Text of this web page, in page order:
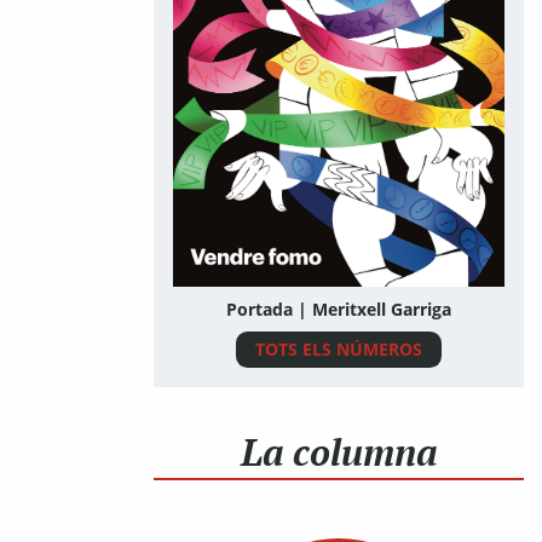
Portada | Meritxell Garriga
TOTS ELS NÚMEROS
La columna